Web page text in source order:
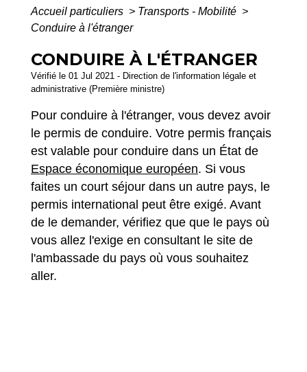
Accueil particuliers > Transports - Mobilité >
Conduire à l'étranger
CONDUIRE À L'ÉTRANGER
Vérifié le 01 Jul 2021 - Direction de l'information légale et
administrative (Première ministre)
Pour conduire à l'étranger, vous devez avoir
le permis de conduire. Votre permis français
est valable pour conduire dans un État de
Espace économique européen. Si vous
faites un court séjour dans un autre pays, le
permis international peut être exigé. Avant
de le demander, vérifiez que que le pays où
vous allez l'exige en consultant le site de
l'ambassade du pays où vous souhaitez
aller.